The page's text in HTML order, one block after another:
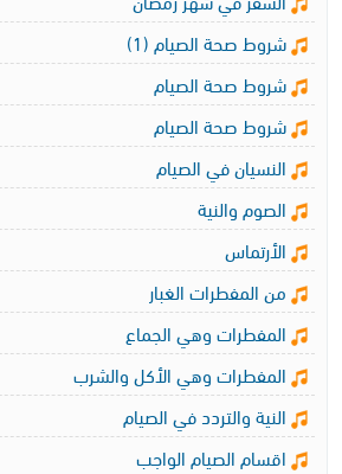
شروط صحة الصيام (1)
شروط صحة الصيام
شروط صحة الصيام
النسيان في الصيام
الصوم والنية
الأرتماس
من المفطرات الغبار
المفطرات وهي الجماع
المفطرات وهي الأكل والشرب
النية والتردد في الصيام
اقسام الصيام الواجب